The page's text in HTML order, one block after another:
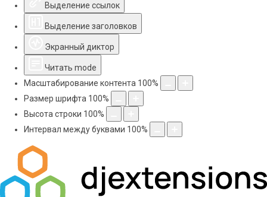
Выделение ссылок
Выделение заголовков
Экранный диктор
Читать mode
Масштабирование контента 100%
Размер шрифта 100%
Высота строки 100%
Интервал между буквами 100%